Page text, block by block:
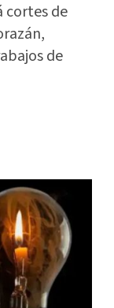
cortes de
de